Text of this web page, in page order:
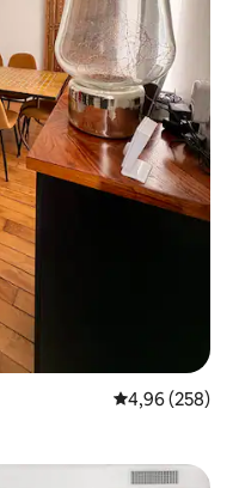
Средна
4,96 (258)